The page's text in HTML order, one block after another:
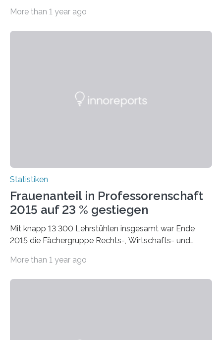
More than 1 year ago
Statistiken
Frauenanteil in Professorenschaft
2015 auf 23 % gestiegen
Mit knapp 13 300 Lehrstühlen insgesamt war Ende
2015 die Fächergruppe Rechts-, Wirtschafts- und
bei…
More than 1 year ago